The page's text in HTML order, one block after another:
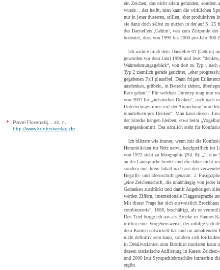
*
Pavel Florenskij, , zit. n.:
http://www.kontextverlag.de
ein Zeichen, das nicht allein gefunden, sondern
wurde …das heißt, man kann die wirklichen
nur in jener düsteren, stillen, aber produktiven
sie dann doch selbst zu nutzen in der auf S. 25
des Darstellers ‚Gehirn’, was zum Zeitpunkt des
bedeutet, dass von 1995 bis 2000 pro Jahr 300
Ich widme mich dem Darsteller 01 [Gehirn]
geworden vor dem Jahr] 1996 und lese:
Wahrnehmungsgebäck“, von dort zu Typ 1
Typ 2 ziemlich gerade gerichtet, „eher
gegebenen Fall plausibel. Dann folgen
ausdenken, grübeln, in Betracht ziehen,
Rate gehen’.“ Für welchen Untertyp mag nun
von 2001 für „archaisches Denken“, auch nach
Unterteilungslinien mit der Anmerkung’
mandelkerniges Denken“. Man kann diesen
der Strecke hängen bleiben, etwa beim
entgegenkommt: Das nämlich steht für
Ich blättere wie immer, wenn mir die
Herumklicken im Netz nervt, handgreiflich im
von 1972 steht zu Ideographie (Bd. 8): „1.
an die Lautsprache bindet und die daher nicht
sondern nur ihrem Inhalt nach aus den
Begriffs- und Ideenschrift genannt. 2.
„eine Zeichenschrift, die unabhängig von jeder
Gedanken ausdrückt und damit Angehörigen
werden Ziffern, internationale Flaggensprache
Mit dieser Frage hat sich ausweislich
combinatoria“, 1666, beschäftigt, als es
Den Titel borge ich aus als Brücke zu Hannes
mithin einer Vorgehensweise, der zufolge sich
dem Knoten entwickelt hat und im anhaltenden
nicht definitiv sein kann, sondern sich
in Detailvarianten zum Brothirn mutieren kann
dessen statistische Auflistung in Katers
und 2000 laut Sympathiebroschüre immerhin
ergibt.